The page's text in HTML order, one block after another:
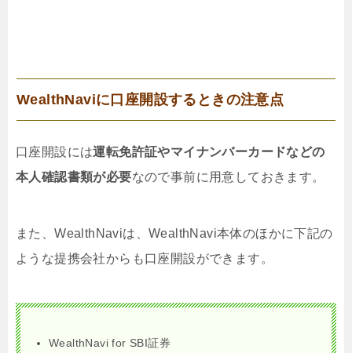
WealthNaviに口座開設するときの注意点
口座開設には運転免許証やマイナンバーカードなどの
本人確認書類が必要なので事前に用意しておきます。
また、WealthNaviは、WealthNavi本体のほかに下記の
ような提携会社からも口座開設ができます。
WealthNavi for SBI証券